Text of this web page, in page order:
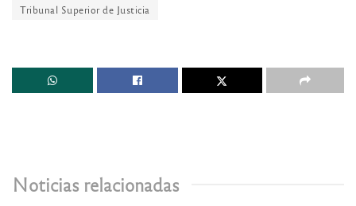
Tribunal Superior de Justicia
Noticias relacionadas